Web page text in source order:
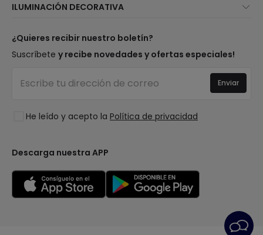
Métodos de envío
¿Eres profesional?
Tiendas
Preguntas frecuentes
Iniciar sesión
Marcas
Calculadora de ahorro LED
Presupuestos
Iluminación para empresas
ILUMINACIÓN DECORATIVA
Top Marcas
Espacios
Colecciones
LoveYouGreen
¿Quieres recibir nuestro boletín?
Suscríbete y recibe novedades y ofertas especiales!
He leído y acepto la Política de privacidad
Enviar
Descarga nuestra APP